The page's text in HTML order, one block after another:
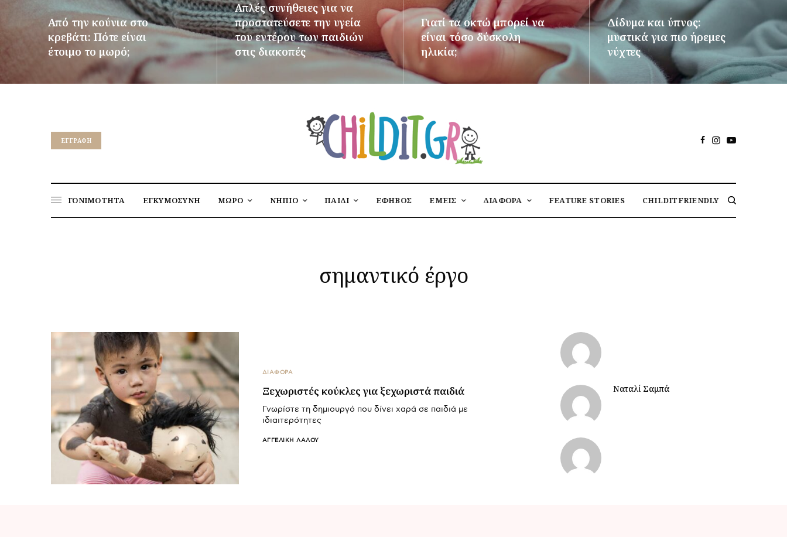
Από την κούνια στο
κρεβάτι: Πότε είναι
έτοιμο το μωρό;
Απλές συνήθειες για να
προστατεύσετε την υγεία
του εντέρου των παιδιών
στις διακοπές
Γιατί τα οκτώ μπορεί να
είναι τόσο δύσκολη
ηλικία;
ΠΕΡΙΣΣΌΤΕΡΑ
Δίδυμα και ύπνος:
μυστικά για πιο ήρεμες
νύχτες
ΠΕΡΙΣΣΌΤΕΡΑ
EΓΓΡΑΦΉ
ΓΟΝΙΜΟΤΗΤΑ ΕΓΚΥΜΟΣΥΝΗ ΜΩΡΟ ΝΗΠΙΟ ΠΑΙΔΙ ΕΦΗΒΟΣ ΕΜΕΙΣ ΔΙΑΦΟΡΑ FEATURE STORIES CHILDITFRIENDLY
σημαντικό έργο
ΔΙΑΦΟΡΑ
Ξεχωριστές κούκλες για ξεχωριστά παιδιά
Γνωρίστε τη δημιουργό που δίνει χαρά σε παιδιά με
ιδιαιτερότητες
ΑΓΓΕΛΙΚΉ ΛΆΛΟΥ
Ναταλί Σαμπά